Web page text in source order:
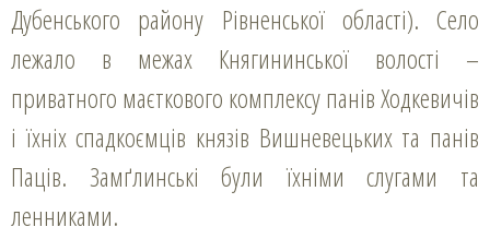
Дубенського району Рівненської області). Село
лежало в межах Княгининської волості –
приватного маєткового комплексу панів Ходкевичів
і їхніх спадкоємців князів Вишневецьких та панів
Паців. Замґлинські були їхніми слугами та
ленниками.